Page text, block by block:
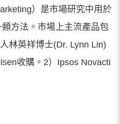
）是市場研究中用於
方法。市場上主流產品包
林英祥博士(Dr. Lynn Lin)
收購。2）Ipsos Novacti